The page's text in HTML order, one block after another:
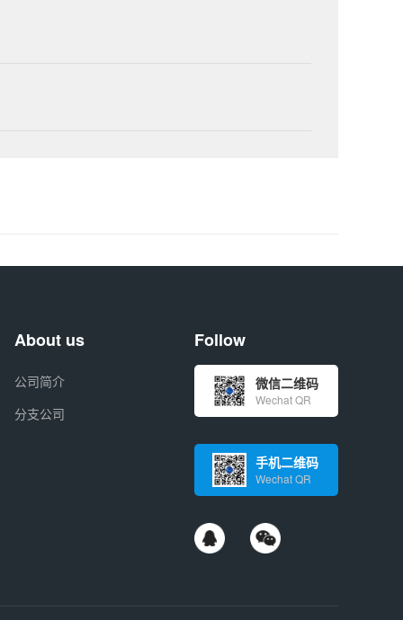
About us
公司简介
分支公司
Follow
微信二维码
Wechat QR
手机二维码
Wechat QR